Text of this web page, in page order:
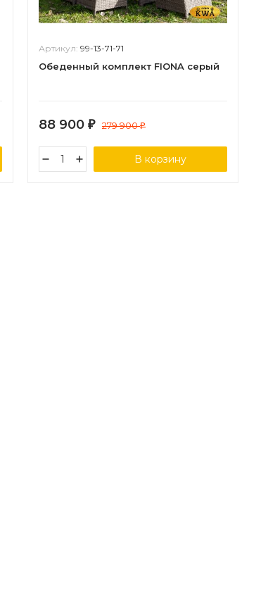
Артикул: 99-13-71-71
Обеденный комплект FIONA серый
88 900 ₽ 279 900₽
В корзину